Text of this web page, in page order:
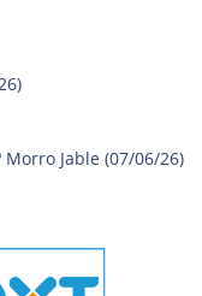
Morro Jable (07/06/26)